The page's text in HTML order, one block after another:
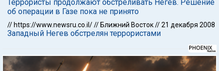
Террористы продолжают обстреливать Негев. Решение
об операции в Газе пока не принято
// https://www.newsru.co.il/// Ближний Восток//21 декабря 2008
Западный Негев обстрелян террористами